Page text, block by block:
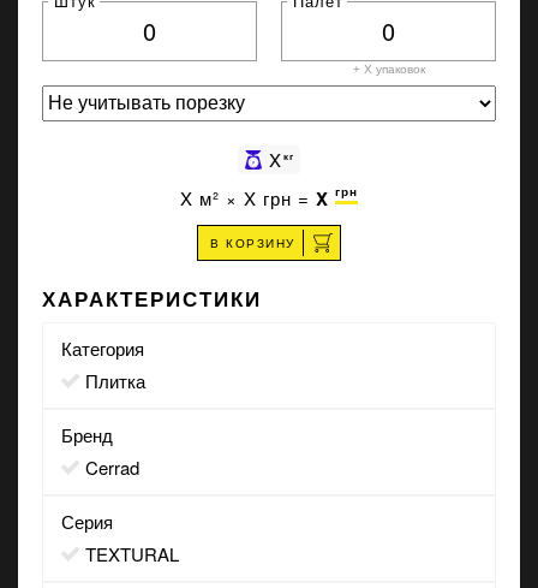
+ X упаковок
Xкг
X м² × X грн = X грн
В КОРЗИНУ
ХАРАКТЕРИСТИКИ
Категория
Плитка
Бренд
Cerrad
Серия
TEXTURAL